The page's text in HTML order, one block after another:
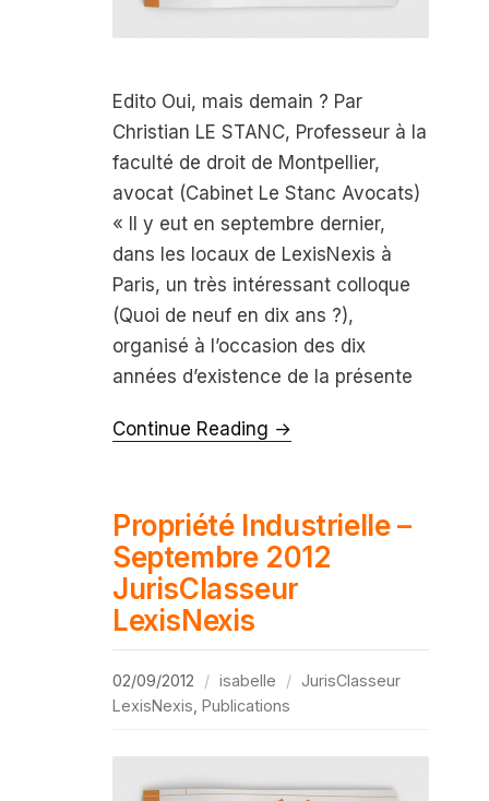
Edito Oui, mais demain ? Par
Christian LE STANC, Professeur à la
faculté de droit de Montpellier,
avocat (Cabinet Le Stanc Avocats)
« Il y eut en septembre dernier,
dans les locaux de LexisNexis à
Paris, un très intéressant colloque
(Quoi de neuf en dix ans ?),
organisé à l’occasion des dix
années d’existence de la présente
Continue Reading →
Propriété Industrielle –
Septembre 2012
JurisClasseur
LexisNexis
02/09/2012 isabelle
JurisClasseur
LexisNexis Publications